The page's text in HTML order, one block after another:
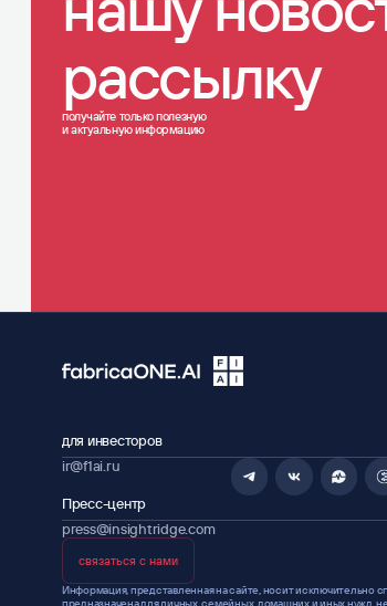
рассылку
получайте только полезную
и актуальную информацию
для инвесторов
ir@f1ai.ru
Пресс-центр
press@insightridge.com
cвязаться с нами
Информация, представленная на сайте, носит исключительно
предназначена для личных, семейных, домашних и иных нужд,